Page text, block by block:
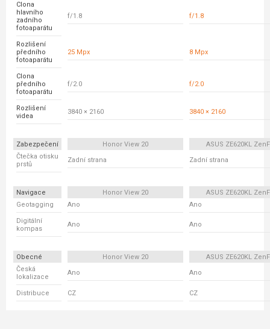
Clona
hlavního
zadního
fotoaparátu
f/1.8 f/1.8
Rozlišení
předního
fotoaparátu
25 Mpx 8 Mpx
Clona
předního
fotoaparátu
f/2.0 f/2.0
Rozlišení
videa
3840 × 2160 3840 × 2160
Zabezpečení Honor View 20
ASUS ZE620KL
Čtečka otisku
prstů
Zadní strana Zadní strana
Navigace Honor View 20
ASUS ZE620KL
Geotagging
Ano Ano
Digitální
kompas
Ano Ano
Obecné Honor View 20
ASUS ZE620KL
Česká
lokalizace
Ano Ano
Distribuce CZ CZ